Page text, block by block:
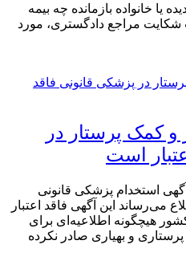
یا خانواده بازمانده چه بیمه
مراجع دادگستری، مورد
و کمک پرستار در
است
استخدام پزشکی قانونی
این آگهی فاقد اعتبار
هیچگونه اطلاعیه‌ای برای
و بهیاری صادر نکرده